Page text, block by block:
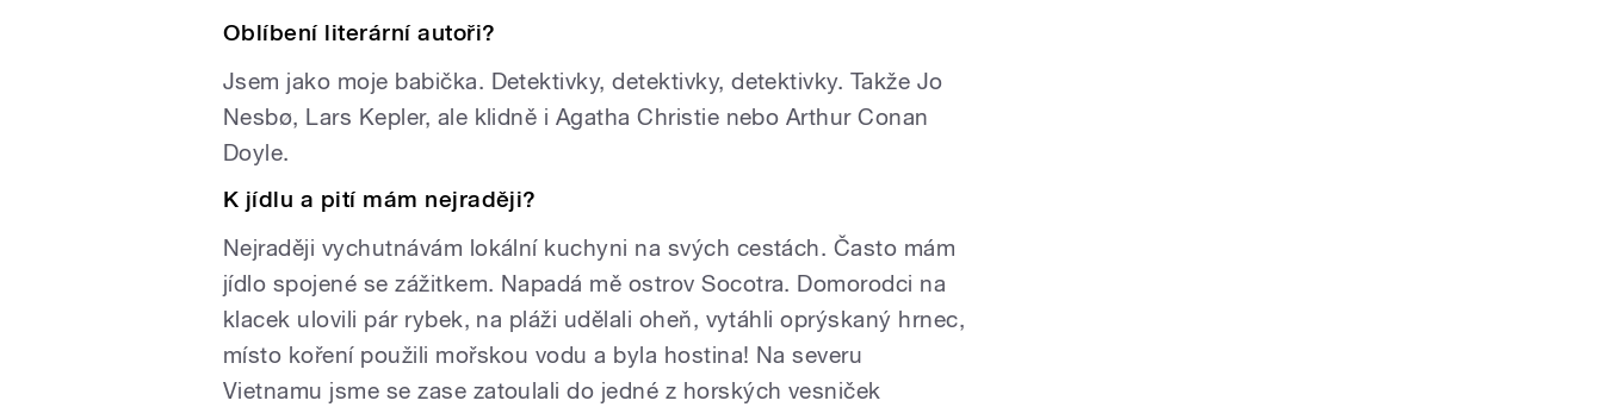
Oblíbení literární autoři?
Jsem jako moje babička. Detektivky, detektivky, detektivky. Takže Jo
Nesbø, Lars Kepler, ale klidně i Agatha Christie nebo Arthur Conan
Doyle.
K jídlu a pití mám nejraději?
Nejraději vychutnávám lokální kuchyni na svých cestách. Často mám
jídlo spojené se zážitkem. Napadá mě ostrov Socotra. Domorodci na
klacek ulovili pár rybek, na pláži udělali oheň, vytáhli oprýskaný hrnec,
místo koření použili mořskou vodu a byla hostina! Na severu
Vietnamu jsme se zase zatoulali do jedné z horských vesniček